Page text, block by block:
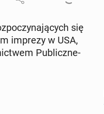
się
imprezy w USA,
Pu­blicz­ne­